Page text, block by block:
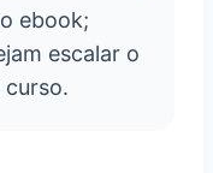
ebook;
escalar o